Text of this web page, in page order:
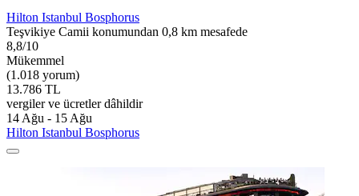
Hilton Istanbul Bosphorus
Teşvikiye Camii konumundan 0,8 km mesafede
8,8/10
Mükemmel
(1.018 yorum)
13.786 TL
vergiler ve ücretler dâhildir
14 Ağu - 15 Ağu
Hilton Istanbul Bosphorus